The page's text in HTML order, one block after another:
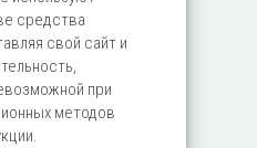
средства
свой сайт и
при
методов